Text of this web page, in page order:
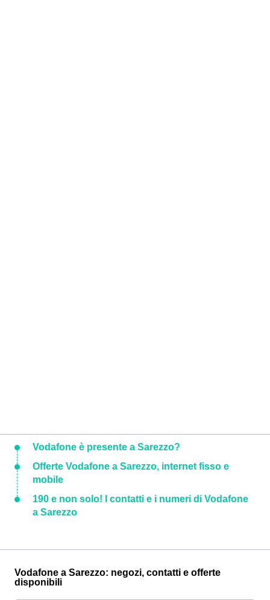
Vodafone è presente a Sarezzo?
Offerte Vodafone a Sarezzo, internet fisso e
mobile
190 e non solo! I contatti e i numeri di Vodafone
a Sarezzo
Vodafone a Sarezzo: negozi, contatti e offerte
disponibili